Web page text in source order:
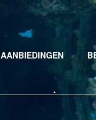
AANBIEDINGEN